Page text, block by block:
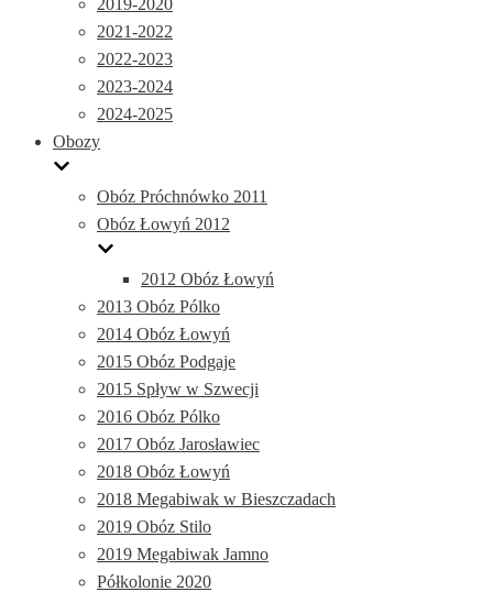
2019-2020
2021-2022
2022-2023
2023-2024
2024-2025
Obozy
Obóz Próchnówko 2011
Obóz Łowyń 2012
2012 Obóz Łowyń
2013 Obóz Pólko
2014 Obóz Łowyń
2015 Obóz Podgaje
2015 Spływ w Szwecji
2016 Obóz Pólko
2017 Obóz Jarosławiec
2018 Obóz Łowyń
2018 Megabiwak w Bieszczadach
2019 Obóz Stilo
2019 Megabiwak Jamno
Półkolonie 2020